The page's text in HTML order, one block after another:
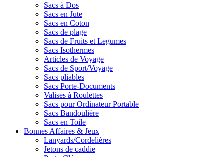
Sacs à Dos
Sacs en Jute
Sacs en Coton
Sacs de plage
Sacs de Fruits et Legumes
Sacs Isothermes
Articles de Voyage
Sacs de Sport/Voyage
Sacs pliables
Sacs Porte-Documents
Valises à Roulettes
Sacs pour Ordinateur Portable
Sacs Bandoulière
Sacs en Toile
Bonnes Affaires & Jeux
Lanyards/Cordelières
Jetons de caddie